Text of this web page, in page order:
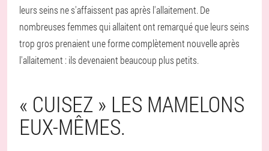
leurs seins ne s'affaissent pas après l'allaitement. De
nombreuses femmes qui allaitent ont remarqué que leurs seins
trop gros prenaient une forme complètement nouvelle après
l'allaitement : ils devenaient beaucoup plus petits.
« CUISEZ » LES MAMELONS
EUX-MÊMES.